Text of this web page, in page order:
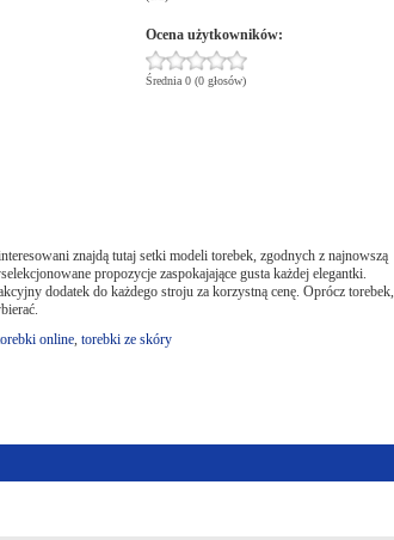
Ocena użytkowników:
Średnia 0 (0 głosów)
znajdą tutaj setki modeli torebek, zgodnych z najnowszą
propozycje zaspokajające gusta każdej elegantki.
dodatek do każdego stroju za korzystną cenę. Oprócz torebek,
online, torebki ze skóry